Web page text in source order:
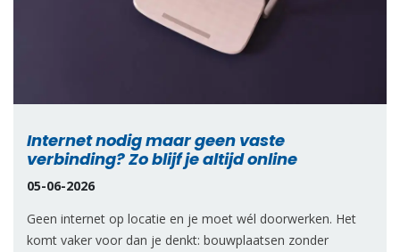
Internet nodig maar geen vaste
verbinding? Zo blijf je altijd online
05-06-2026
Geen internet op locatie en je moet wél doorwerken. Het
komt vaker voor dan je denkt: bouwplaatsen zonder